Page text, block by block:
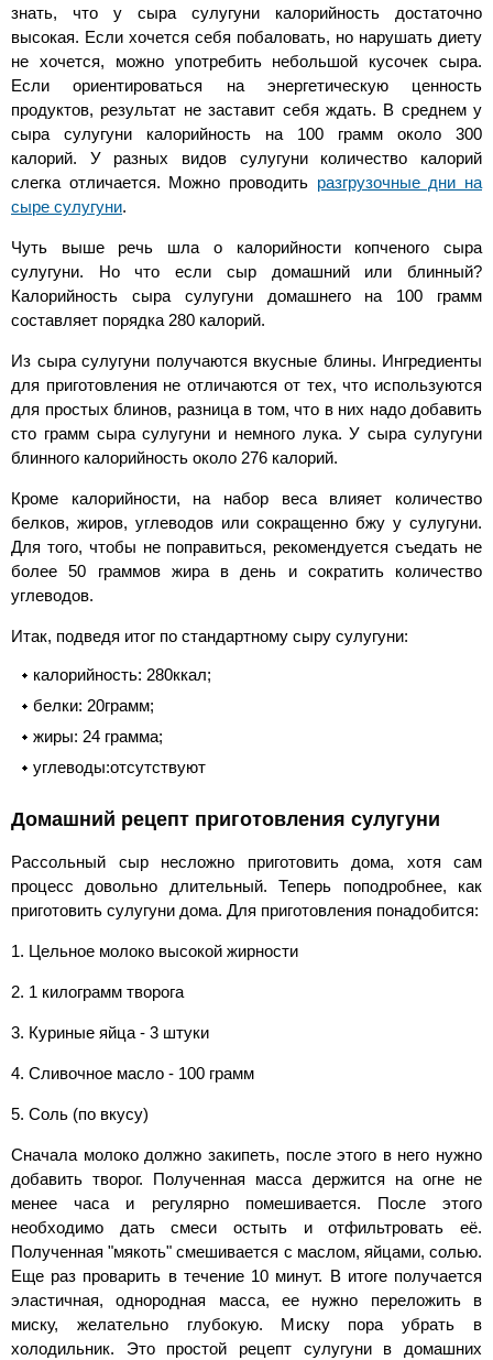
знать, что у сыра сулугуни калорийность достаточно
высокая. Если хочется себя побаловать, но нарушать диету
не хочется, можно употребить небольшой кусочек сыра.
Если ориентироваться на энергетическую ценность
продуктов, результат не заставит себя ждать. В среднем у
сыра сулугуни калорийность на 100 грамм около 300
калорий. У разных видов сулугуни количество калорий
слегка отличается. Можно проводить разгрузочные дни на
сыре сулугуни.
Чуть выше речь шла о калорийности копченого сыра
сулугуни. Но что если сыр домашний или блинный?
Калорийность сыра сулугуни домашнего на 100 грамм
составляет порядка 280 калорий.
Из сыра сулугуни получаются вкусные блины. Ингредиенты
для приготовления не отличаются от тех, что используются
для простых блинов, разница в том, что в них надо добавить
сто грамм сыра сулугуни и немного лука. У сыра сулугуни
блинного калорийность около 276 калорий.
Кроме калорийности, на набор веса влияет количество
белков, жиров, углеводов или сокращенно бжу у сулугуни.
Для того, чтобы не поправиться, рекомендуется съедать не
более 50 граммов жира в день и сократить количество
углеводов.
Итак, подведя итог по стандартному сыру сулугуни:
калорийность: 280ккал;
белки: 20грамм;
жиры: 24 грамма;
углеводы:отсутствуют
Домашний рецепт приготовления сулугуни
Рассольный сыр несложно приготовить дома, хотя сам
процесс довольно длительный. Теперь поподробнее, как
приготовить сулугуни дома. Для приготовления понадобится:
1. Цельное молоко высокой жирности
2. 1 килограмм творога
3. Куриные яйца - 3 штуки
4. Сливочное масло - 100 грамм
5. Соль (по вкусу)
Сначала молоко должно закипеть, после этого в него нужно
добавить творог. Полученная масса держится на огне не
менее часа и регулярно помешивается. После этого
необходимо дать смеси остыть и отфильтровать её.
Полученная "мякоть" смешивается с маслом, яйцами, солью.
Еще раз проварить в течение 10 минут. В итоге получается
эластичная, однородная масса, ее нужно переложить в
миску, желательно глубокую. Миску пора убрать в
холодильник. Это простой рецепт сулугуни в домашних